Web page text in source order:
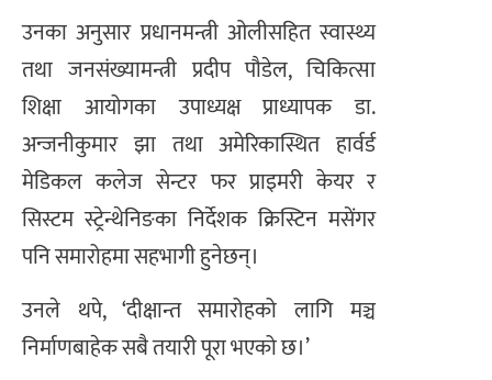
उनका अनुसार प्रधानमन्त्री ओलीसहित स्वास्थ्य
तथा जनसंख्यामन्त्री प्रदीप पौडेल, चिकित्सा
शिक्षा आयोगका उपाध्यक्ष प्राध्यापक डा.
अन्जनीकुमार झा तथा अमेरिकास्थित हार्वर्ड
मेडिकल कलेज सेन्टर फर प्राइमरी केयर र
सिस्टम स्ट्रेन्थेनिङका निर्देशक क्रिस्टिन मसेंगर
पनि समारोहमा सहभागी हुनेछन्।
उनले थपे, ‘दीक्षान्त समारोहको लागि मञ्च
निर्माणबाहेक सबै तयारी पूरा भएको छ।’